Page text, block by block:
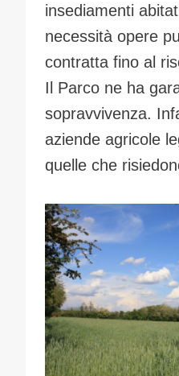
insediamenti
necessità opere
contratta fino al
Il Parco ne ha
sopravvivenza.
aziende agricole
quelle che